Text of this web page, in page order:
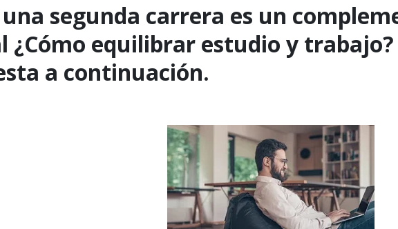
segunda carrera es un
¿Cómo equilibrar estudio y trabajo?
a continuación.